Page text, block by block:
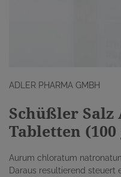
ADLER PHARMA GMBH
Schüßler Salz
Tabletten (100
Aurum chloratum
Daraus resultierend steuert